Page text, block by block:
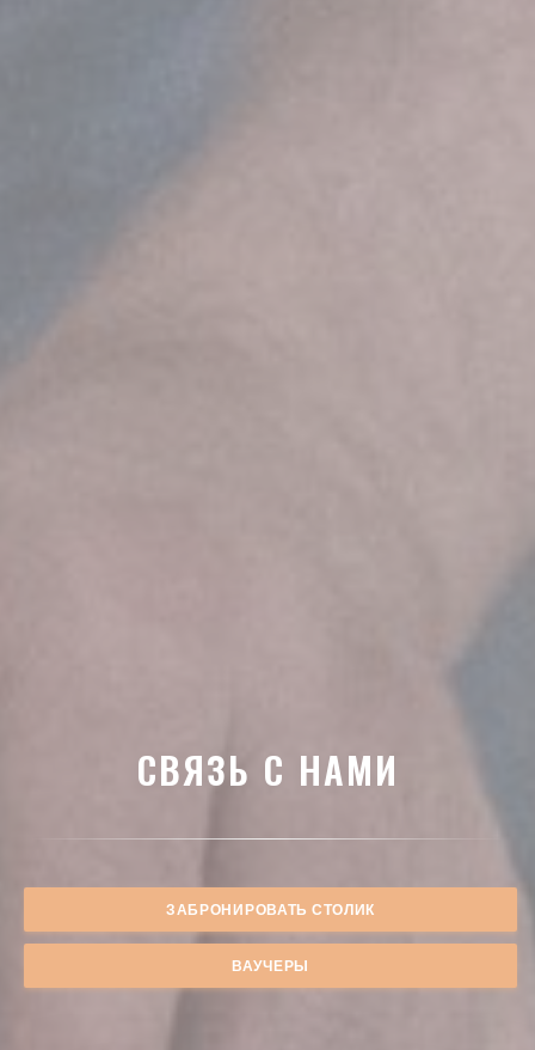
СВЯЗЬ С НАМИ
ЗАБРОНИРОВАТЬ СТОЛИК
ВАУЧЕРЫ